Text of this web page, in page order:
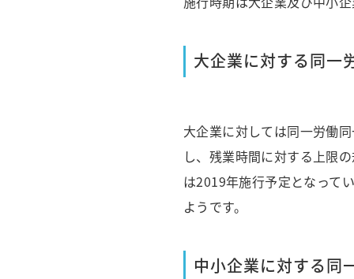
大企業に対する同一
大企業に対しては同一労働
し、残業時間に対する上限
は2019年施行予定となって
ようです。
中小企業に対する同